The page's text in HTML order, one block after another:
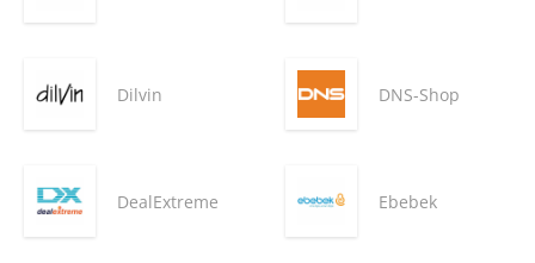
Dilvin DNS-Shop
DealExtreme Ebebek